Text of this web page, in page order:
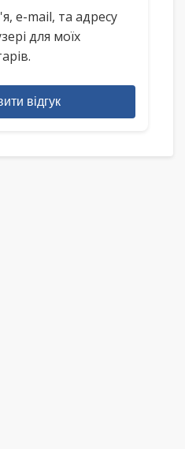
e-mail, та адресу
для моїх
відгук